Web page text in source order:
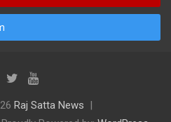
Raj Satta News